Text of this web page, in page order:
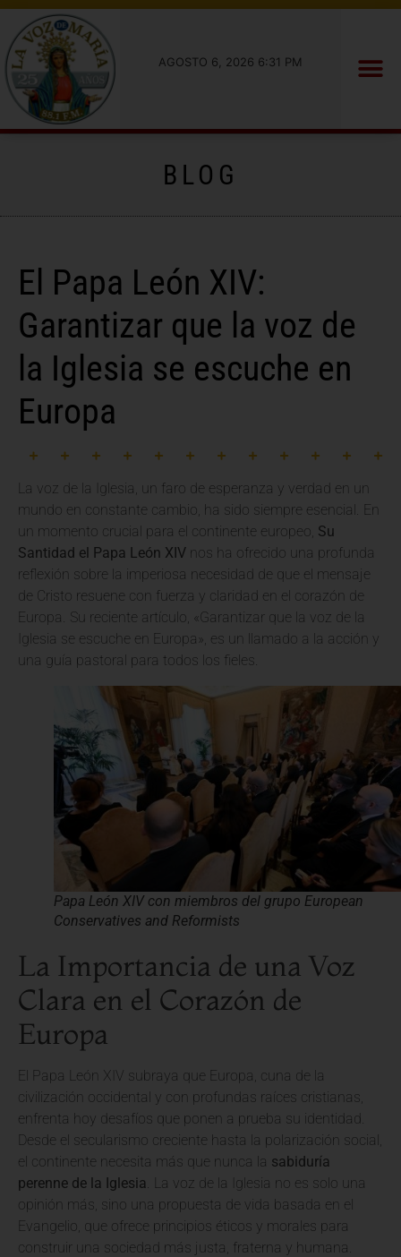
AGOSTO 6, 2026 6:31 PM
BLOG
El Papa León XIV:
Garantizar que la voz de
la Iglesia se escuche en
Europa
La voz de la Iglesia, un faro de esperanza y verdad en un
mundo en constante cambio, ha sido siempre esencial. En
un momento crucial para el continente europeo, Su
Santidad el Papa León XIV nos ha ofrecido una profunda
reflexión sobre la imperiosa necesidad de que el mensaje
de Cristo resuene con fuerza y claridad en el corazón de
Europa. Su reciente artículo, «Garantizar que la voz de la
Iglesia se escuche en Europa», es un llamado a la acción y
una guía pastoral para todos los fieles.
Papa León XIV con miembros del grupo European
Conservatives and Reformists
La Importancia de una Voz
Clara en el Corazón de
Europa
El Papa León XIV subraya que Europa, cuna de la
civilización occidental y con profundas raíces cristianas,
enfrenta hoy desafíos que ponen a prueba su identidad.
Desde el secularismo creciente hasta la polarización social,
el continente necesita más que nunca la sabiduría
perenne de la Iglesia
. La voz de la Iglesia no es solo una
opinión más, sino una propuesta de vida basada en el
Evangelio, que ofrece principios éticos y morales para
construir una sociedad más justa, fraterna y humana.